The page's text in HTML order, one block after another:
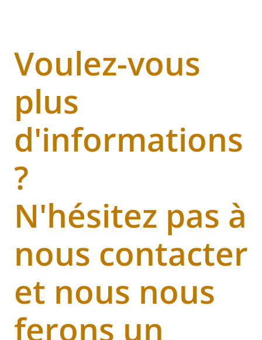
Voulez-vous
plus
d'informations
?
N'hésitez pas à
nous contacter
et nous nous
ferons un